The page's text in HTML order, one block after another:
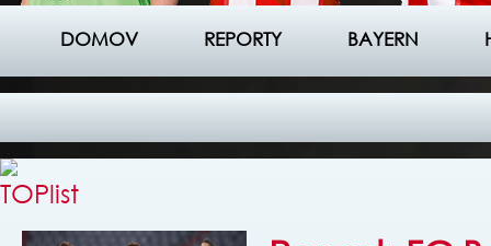
DOMOV REPORTY BAYERN